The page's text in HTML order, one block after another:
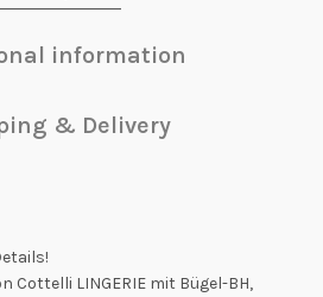
information
& Delivery
Cottelli LINGERIE mit Bügel-BH,